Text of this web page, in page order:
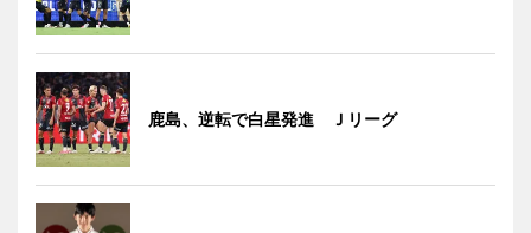
鹿島、逆転で白星発進 Ｊリーグ